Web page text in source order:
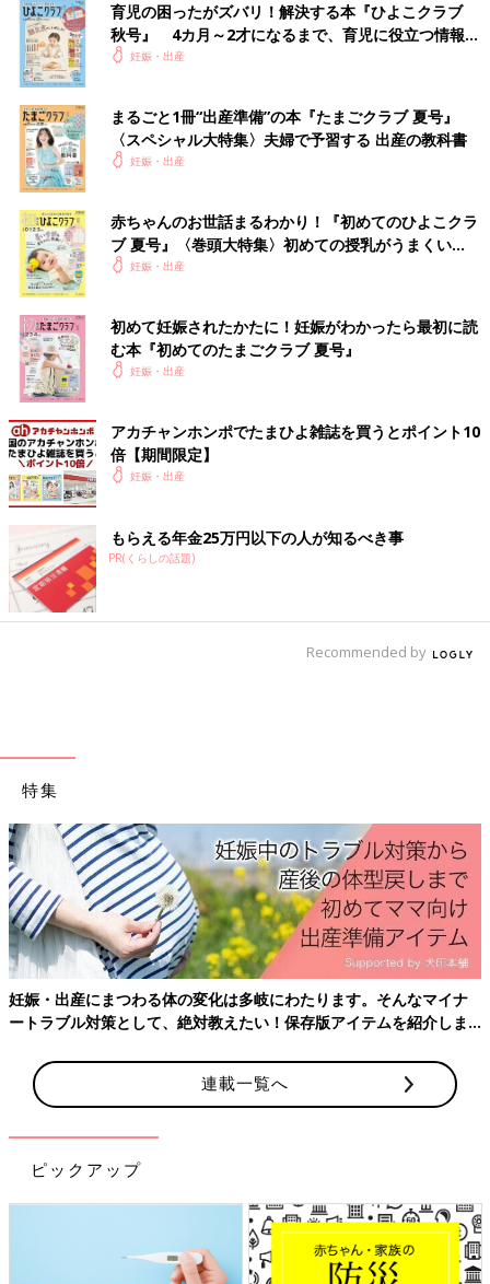
た最新版です。
さらに、大好評の1年間使い放題の「web鑑定サービス」のログ
あなたの姓に合う運勢のよい名前を、1年間何度でも検索でき、
名前の鑑定も可能です。
※web鑑定サービスは、パソコン・スマートフォン・タブレット
からご利用いただけます。
Amazonで購入する（送料無料）
関連：赤ちゃんの名前ランキング
関連：男の子の赤ちゃんの名前ランキング100 [赤ちゃんの名づ
け・命名]
関連：女の子の赤ちゃんの名前ランキング100 [赤ちゃんの名づ
け・命名]
育児の困ったがズバリ！解決する本『ひよこクラブ
秋号』 4カ月～2才になるまで、育児に役立つ情報が
いっぱい！
妊娠・出産
まるごと1冊“出産準備”の本『たまごクラブ 夏号』
〈スペシャル大特集〉夫婦で予習する 出産の教科書
妊娠・出産
赤ちゃんのお世話まるわかり！『初めてのひよこクラ
ブ 夏号』〈巻頭大特集〉初めての授乳がうまくい
く！ おっぱい・ミルクの基本と夏のトラブル 解決テ
妊娠・出産
初めて妊娠されたかたに！妊娠がわかったら最初に読
む本『初めてのたまごクラブ 夏号』
妊娠・出産
アカチャンホンポでたまひよ雑誌を買うとポイント10
倍【期間限定】
妊娠・出産
もらえる年金25万円以下の人が知るべき事
PR(くらしの話題)
Recommended by
特集
妊娠・出産にまつわる体の変化は多岐にわたります。そんなマイナ
ートラブル対策として、絶対教えたい！保存版アイテムを紹介しま
連載一覧へ
ピックアップ